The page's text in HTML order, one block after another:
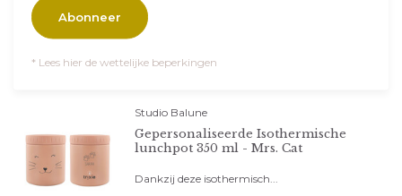
26,95
Studio Balune
Gepersonaliseerde Isothermische
lunchpot 350 ml - Mrs. Cat
Dankzij deze isothermisch...
Abonneer
* Lees hier de wettelijke beperkingen